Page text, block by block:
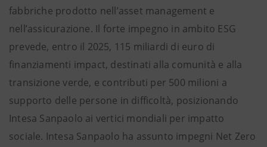
fabbriche prodotto nell’asset management e
nell’assicurazione. Il forte impegno in ambito ESG
prevede, entro il 2025, 115 miliardi di euro di
finanziamenti impact, destinati alla comunità e alla
transizione verde, e contributi per 500 milioni a
supporto delle persone in difficoltà, posizionando
Intesa Sanpaolo ai vertici mondiali per impatto
sociale. Intesa Sanpaolo ha assunto impegni Net Zero